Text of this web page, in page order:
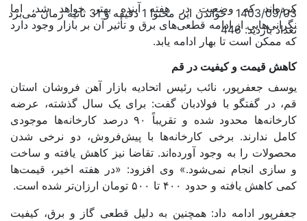
1403/09/03
خواندن این محتوا 1 دقیقه و 31 ثانیه زمان می‌برد
تعداد بازدید: 446
کرده‌اند که وضعیت در هفته آینده بهتر خواهد شد، اما
نگرانی‌هایی از ادامه قطعی‌های برق و تأثیر آن بر بازار وجود دارد
که ممکن است تا بهار ادامه یابد.
کاهش قیمت و کیفیت در قم
یوسف جعفرپور، نائب رئیس اتحادیه بازار آهن فروشان استان
قم، در گفتگو با فولادبان گفت: برای یک سال گذشته، عرضه
کارخانه‌ها محدود شده و تقریباً ۹۰ درصد کارخانه‌ها موجودی
کامل ندارند. برخی کارخانه‌ها با پیش‌فروش، دو نرخی شدن
محصولات را به وجود آورده‌اند. تقاضا نیز کاهش یافته و ساخت
و سازی انجام نمی‌شود.» وی افزود: «در هفته اخیر، قیمت‌ها
کمی کاهش یافته و حدود ۴۰۰ تا ۵۰۰ تومان ارزان‌تر شده است.
جعفرپور ادامه داد: همچنین به دلیل قطعی گاز و برق، کیفیت